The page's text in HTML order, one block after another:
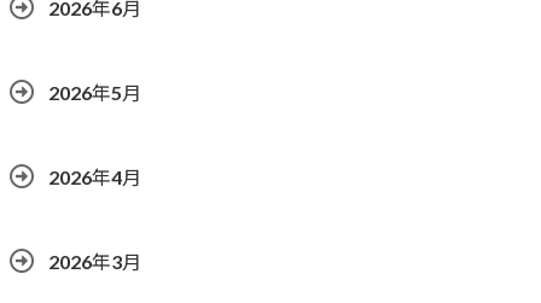
2026年6月
2026年5月
2026年4月
2026年3月